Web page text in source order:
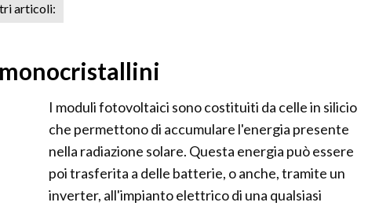
articoli:
I moduli fotovoltaici sono costituiti da celle in silicio
che permettono di accumulare l'energia presente
nella radiazione solare. Questa energia può essere
poi trasferita a delle batterie, o anche, tramite un
inverter, all'impianto elettrico di una qualsiasi